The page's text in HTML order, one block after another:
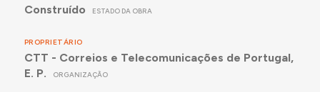
Construído ESTADO DA OBRA
PROPRIETÁRIO
CTT - Correios e Telecomunicações de Portugal,
E. P.
ORGANIZAÇÃO